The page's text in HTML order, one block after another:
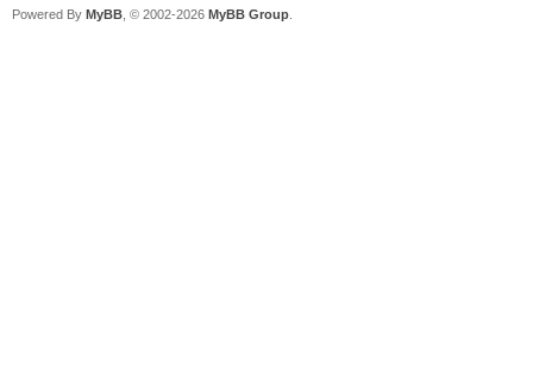
Powered By MyBB , © 2002-2026 MyBB Group